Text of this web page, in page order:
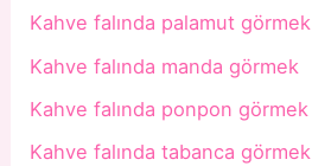
Kahve falında palamut görmek
Kahve falında manda görmek
Kahve falında ponpon görmek
Kahve falında tabanca görmek